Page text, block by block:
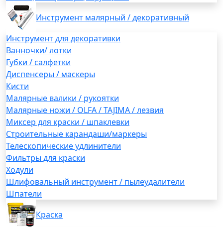
Инструмент малярный / декоративный
Инструмент для декоративки
Ванночки/ лотки
Губки / салфетки
Диспенсеры / маскеры
Кисти
Малярные валики / рукоятки
Малярные ножи / OLFA / TAJIMA / лезвия
Миксер для краски / шпаклевки
Строительные карандаши/маркеры
Телескопические удлинители
Фильтры для краски
Ходули
Шлифовальный инструмент / пылеудалители
Шпатели
Краска